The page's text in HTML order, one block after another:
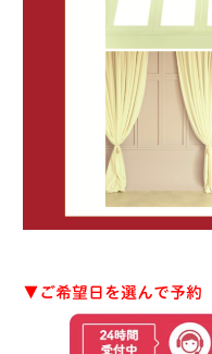
▼ご希望日を選んで予約